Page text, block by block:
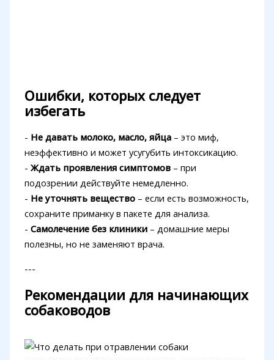
Ошибки, которых следует
избегать
- Не давать молоко, масло, яйца– это миф,
неэффективно и может усугубить интоксикацию.
- Ждать проявления симптомов– при
подозрении действуйте немедленно.
- Не уточнять вещество– если есть возможность,
сохраните приманку в пакете для анализа.
- Самолечение без клиники– домашние меры
полезны, но не заменяют врача.
---
Рекомендации для начинающих
собаководов